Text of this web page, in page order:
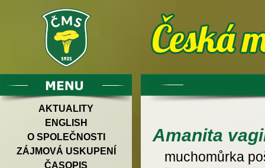
AKTUALITY
ENGLISH
O SPOLEČNOSTI
ZÁJMOVÁ USKUPENÍ
ČASOPIS
Amanita
muchomůrka